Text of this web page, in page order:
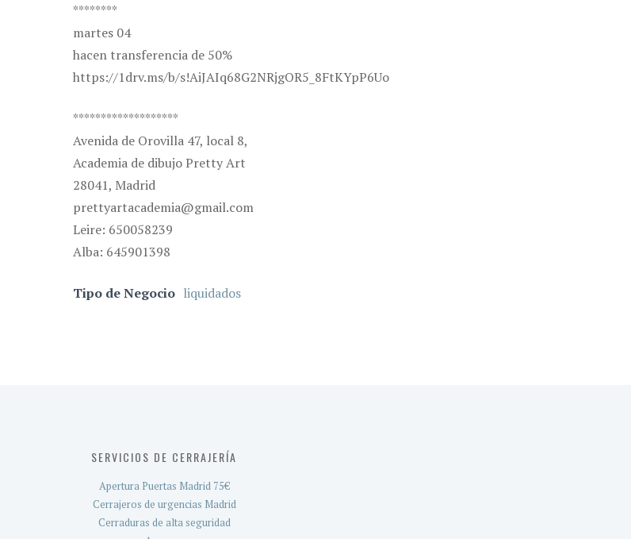
********
martes 04
hacen transferencia de 50%
https://1drv.ms/b/s!AiJAIq68G2NRjgOR5_8FtKYpP6Uo
*******************
Avenida de Orovilla 47, local 8,
Academia de dibujo Pretty Art
28041, Madrid
prettyartacademia@gmail.com
Leire: 650058239
Alba: 645901398
Tipo de Negocio liquidados
SERVICIOS DE CERRAJERÍA
Apertura Puertas Madrid 75€
Cerrajeros de urgencias Madrid
Cerraduras de alta seguridad